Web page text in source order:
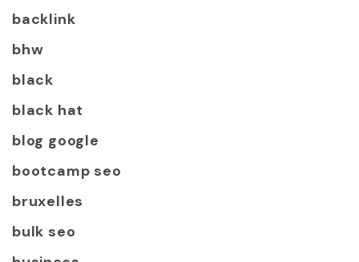
backlink
bhw
black
black hat
blog google
bootcamp seo
bruxelles
bulk seo